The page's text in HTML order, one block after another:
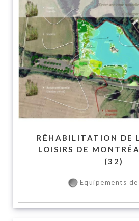
RÉHABILITATION DE
LOISIRS DE
(32)
Equipements